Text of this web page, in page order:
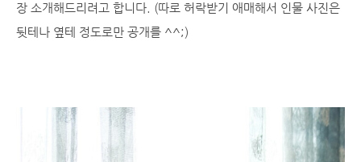
장 소개해드리려고 합니다. (따로 허락받기 애매해서 인물 사진은
뒷테나 옆테 정도로만 공개를 ^^;)